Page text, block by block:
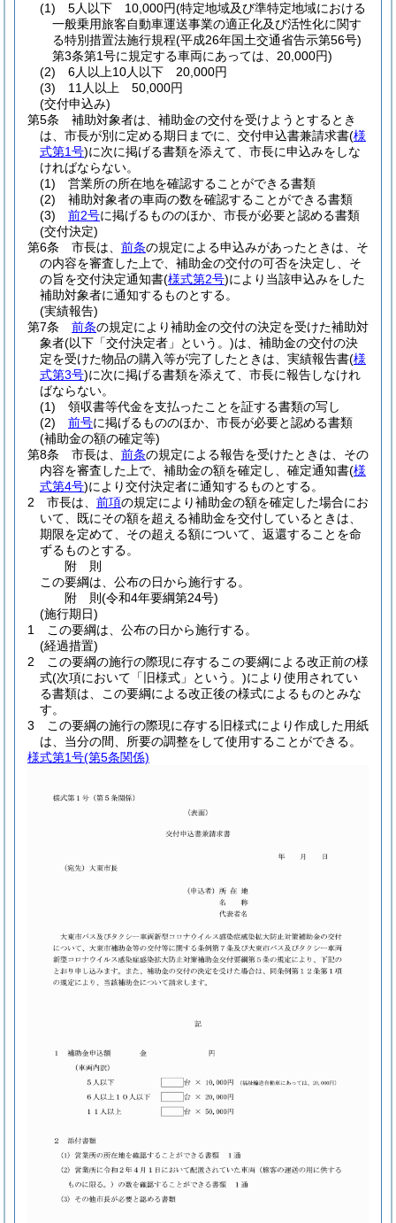
(1)
5人以下 10,000円(特定地域及び準特定地域における
一般乗用旅客自動車運送事業の適正化及び活性化に関す
る特別措置法施行規程(平成26年国土交通省告示第56号)
第3条第1号に規定する車両にあっては、20,000円)
(2)
6人以上10人以下 20,000円
(3)
11人以上 50,000円
(交付申込み)
第5条
補助対象者は、補助金の交付を受けようとするとき
は、市長が別に定める期日までに、交付申込書兼請求書(様
式第1号)に次に掲げる書類を添えて、市長に申込みをしな
ければならない。
(1)
営業所の所在地を確認することができる書類
(2)
補助対象者の車両の数を確認することができる書類
(3)
前2号に掲げるもののほか、市長が必要と認める書類
(交付決定)
第6条
市長は、 前条の規定による申込みがあったときは、そ
の内容を審査した上で、補助金の交付の可否を決定し、そ
の旨を交付決定通知書(様式第2号)により当該申込みをした
補助対象者に通知するものとする。
(実績報告)
第7条
前条の規定により補助金の交付の決定を受けた補助対
象者(以下「交付決定者」という。)は、補助金の交付の決
定を受けた物品の購入等が完了したときは、実績報告書(様
式第3号)に次に掲げる書類を添えて、市長に報告しなけれ
ばならない。
(1)
領収書等代金を支払ったことを証する書類の写し
(2)
前号に掲げるもののほか、市長が必要と認める書類
(補助金の額の確定等)
第8条
市長は、 前条の規定による報告を受けたときは、その
内容を審査した上で、補助金の額を確定し、確定通知書(様
式第4号)により交付決定者に通知するものとする。
2
市長は、 前項の規定により補助金の額を確定した場合にお
いて、既にその額を超える補助金を交付しているときは、
期限を定めて、その超える額について、返還することを命
ずるものとする。
附 則
この要綱は、公布の日から施行する。
附 則(令和4年要綱第24号)
(施行期日)
1
この要綱は、公布の日から施行する。
(経過措置)
2
この要綱の施行の際現に存するこの要綱による改正前の様
式(次項において「旧様式」という。)により使用されてい
る書類は、この要綱による改正後の様式によるものとみな
す。
3
この要綱の施行の際現に存する旧様式により作成した用紙
は、当分の間、所要の調整をして使用することができる。
様式第1号(第5条関係)